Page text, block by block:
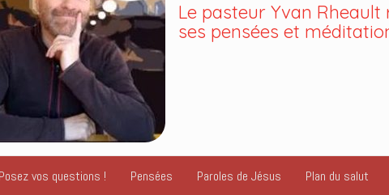
Le pasteur Yvan
ses pensées et
Posez vos questions ! Pensées Paroles de Jésus Plan du salut